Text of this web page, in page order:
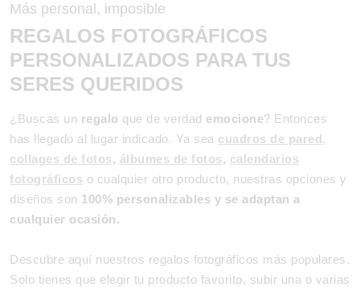
Más personal, imposible
REGALOS FOTOGRÁFICOS
PERSONALIZADOS PARA TUS
SERES QUERIDOS
¿Buscas un regalo que de verdad emocione? Entonces
has llegado al lugar indicado. Ya sea cuadros de pared,
collages de fotos, álbumes de fotos, calendarios
fotográficos o cualquier otro producto, nuestras opciones y
diseños son 100% personalizables y se adaptan a
cualquier ocasión.
Descubre aquí nuestros regalos fotográficos más populares.
Solo tienes que elegir tu producto favorito, subir una o varias